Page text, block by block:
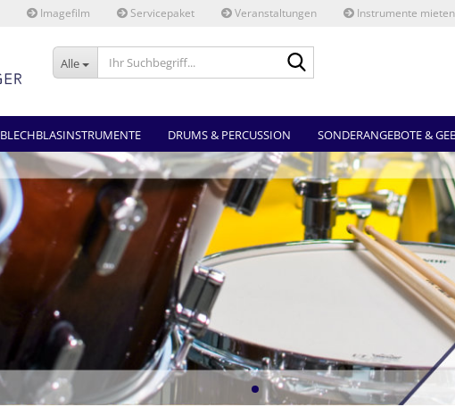
Imagefilm Servicepaket Veranstaltungen Instrumente mieten
Alle
BLECHBLASINSTRUMENTE DRUMS & PERCUSSION SONDERANGEBOTE &